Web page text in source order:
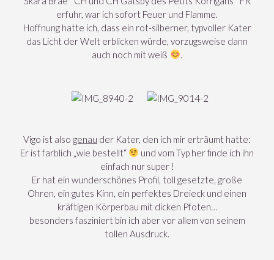
erfuhr, war ich sofort Feuer und Flamme.
Hoffnung hatte ich, dass ein rot-silberner, typvoller Kater
das Licht der Welt erblicken würde, vorzugsweise dann
auch noch mit weiß
.
Vigo ist also genau der Kater, den ich mir erträumt hatte:
Er ist farblich „wie bestellt“
und vom Typ her finde ich ihn
einfach nur super !
Er hat ein wunderschönes Profil, toll gesetzte, große
Ohren, ein gutes Kinn, ein perfektes Dreieck und einen
kräftigen Körperbau mit dicken Pfoten…
besonders fasziniert bin ich aber vor allem von seinem
tollen Ausdruck.